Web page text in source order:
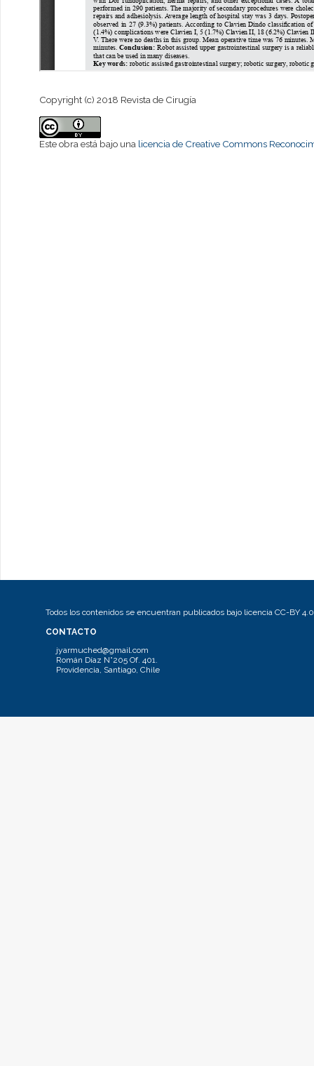
Copyright (c) 2018 Revista de Cirugía
Este obra está bajo una licencia de Creative Commons
Todos los contenidos se encuentran publicados bajo licencia CC-BY 4.0
CONTACTO
jyarmuched@gmail.com
Román Díaz N°205 Of. 401.
Providencia, Santiago, Chile